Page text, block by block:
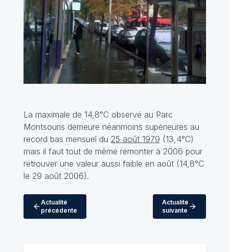
La maximale de 14,8°C observé au Parc
Montsouris demeure néanmoins supérieures au
record bas mensuel du 25 août 1979 (13,4°C)
mais il faut tout de même remonter à 2006 pour
retrouver une valeur aussi faible en août (14,8°C
le 29 août 2006).
Actualité
précédente
Actualité
suivante